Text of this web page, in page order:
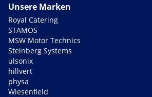
Unsere Marken
Royal Catering
STAMOS
MSW Motor Technics
Steinberg Systems
ulsonix
hillvert
physa
Wiesenfield